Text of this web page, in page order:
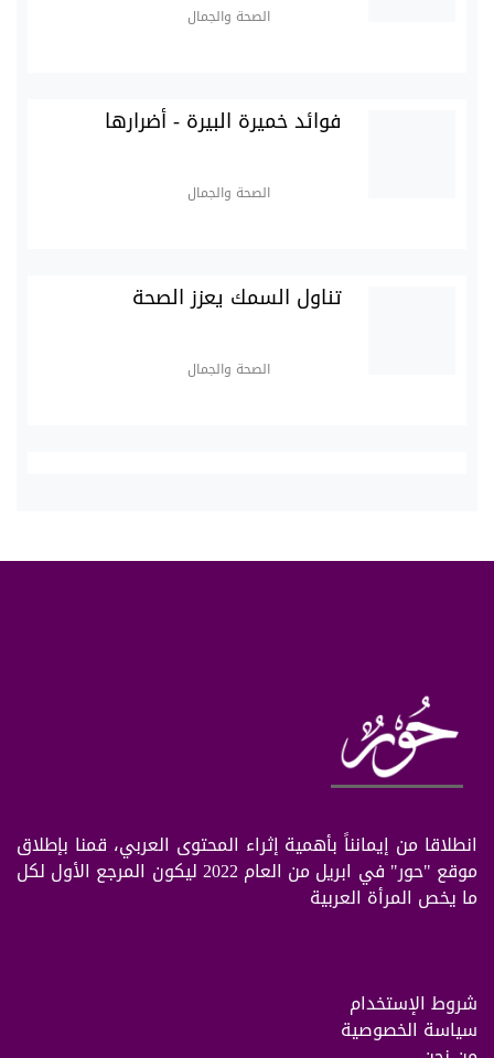
الصحة والجمال
فوائد خميرة البيرة - أضرارها
الصحة والجمال
تناول السمك يعزز الصحة
الصحة والجمال
انطلاقا من إيمانناً بأهمية إثراء المحتوى العربي، قمنا بإطلاق
موقع "حور" في ابريل من العام 2022 ليكون المرجع الأول لكل
ما يخص المرأة العربية
شروط الإستخدام
سياسة الخصوصية